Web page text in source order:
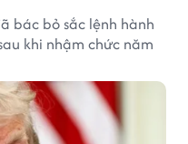
bác bỏ sắc lệnh hành
khi nhậm chức năm